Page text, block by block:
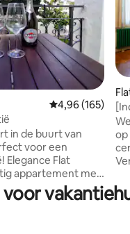
5, 244 recensies
Gemiddelde
4,96 (165)
in de buurt van
voor een
Elegance Flat
appartement met
in een
omgeving, op
op
en